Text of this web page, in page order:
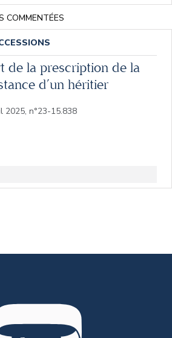
COMMENTÉES
de la prescription de la
d’un héritier
2025, n°23-15.838